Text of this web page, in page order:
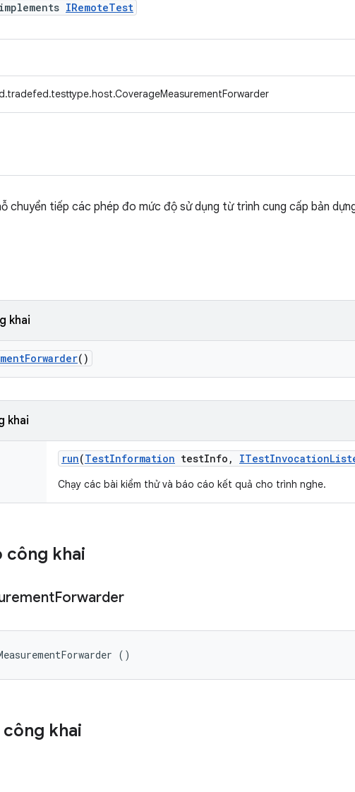
implements IRemoteTest
chuyển tiếp các phép đo mức độ sử dụng từ trình cung cấp bản
khai
Forwarder()
khai
run(TestInformation testInfo , ITestInvocation
Chạy các bài kiểm thử và báo cáo kết quả cho trình nghe.
công khai
Forwarder
()
khai